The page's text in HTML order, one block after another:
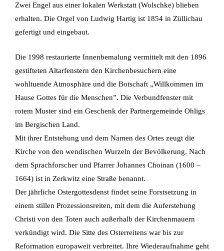
Zwei Engel aus einer lokalen Werkstatt (Wolschke) blieben
erhalten. Die Orgel von Ludwig Hartig ist 1854 in Züllichau
gefertigt und eingebaut.
Die 1998 restaurierte Innenbemalung vermittelt mit den 1896
gestifteten Altarfenstern den Kirchenbesuchern eine
wohltuende Atmosphäre und die Botschaft „Willkommen im
Hause Gottes für die Menschen”. Die Verbundfenster mit
rotem Muster sind ein Geschenk der Partnergemeinde Ohligs
im Bergischen Land.
Mit ihrer Entstehung und dem Namen des Ortes zeugt die
Kirche von den wendischen Wurzeln der Bevölkerung. Nach
dem Sprachforscher und Pfarrer Johannes Choinan (1600 –
1664) ist in Zerkwitz eine Straße benannt.
Der jährliche Ostergottesdenst findet seine Forstsetzung in
einem stillen Prozessionsreiten, mit dem die Auferstehung
Christi von den Toten auch außerhalb der Kirchenmauern
verkündigt wird. Die Sitte des Osterreitens war bis zur
Reformation europaweit verbreitet. Ihre Wiederaufnahme geht